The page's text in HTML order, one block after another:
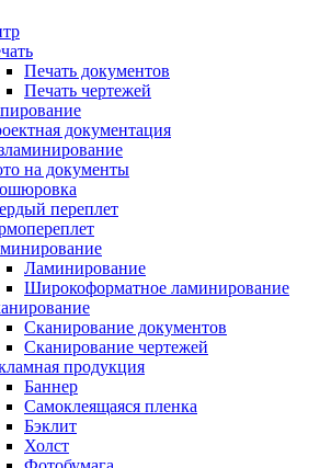
Печать документов
Печать чертежей
документация
на документы
переплет
Ламинирование
Широкоформатное ламинирование
Сканирование документов
Сканирование чертежей
продукция
Баннер
Самоклеящаяся пленка
Бэклит
Холст